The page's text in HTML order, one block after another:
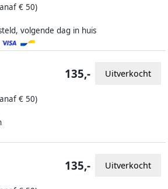
€ 50)
volgende dag in huis
€ 50)
135,- Uitverkocht
135,- Uitverkocht